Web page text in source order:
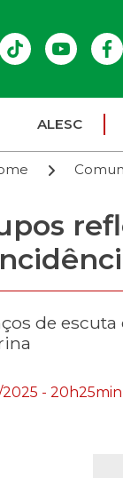
ALESC
de
2025 - 20h25min